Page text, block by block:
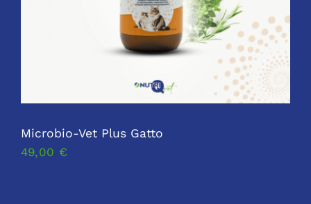
Microbio-Vet Plus Gatto
49,00 €